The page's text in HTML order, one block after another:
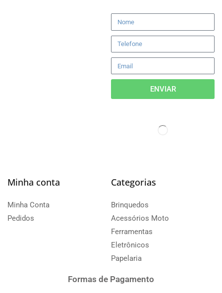
ENVIAR
Minha conta
Minha Conta
Pedidos
Categorias
Brinquedos
Acessórios Moto
Ferramentas
Eletrônicos
Papelaria
Formas de Pagamento